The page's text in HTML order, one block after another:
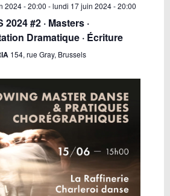
2024 - 20:00 -lundi 17 juin 2024 - 20:00
2024 #2 · Masters ·
Dramatique · Écriture
154, rue Gray, Brussels